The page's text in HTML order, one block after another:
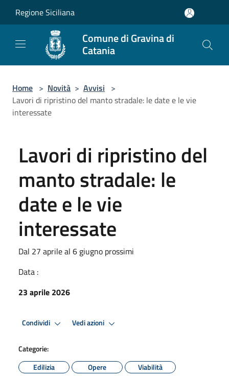
Regione Siciliana
Comune di Gravina di
Catania
Home > Novità > Avvisi >
Lavori di ripristino del manto stradale: le date e le vie
interessate
Lavori di ripristino del
manto stradale: le
date e le vie
interessate
Dal 27 aprile al 6 giugno prossimi
Data :
23 aprile 2026
Condividi Vedi azioni
Categorie:
Edilizia
Opere Viabilità